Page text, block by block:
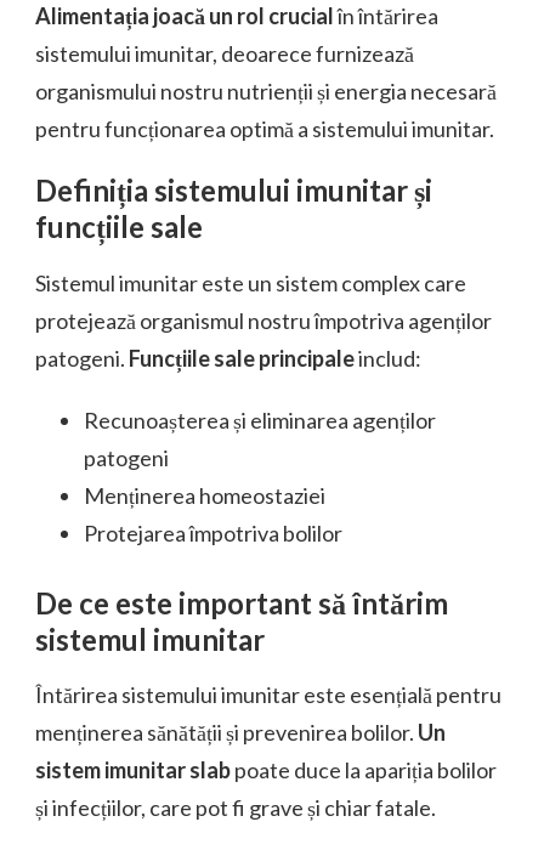
Alimentația joacă un rol crucialîn întărirea
sistemului imunitar, deoarece furnizează
organismului nostru nutrienții și energia necesară
pentru funcționarea optimă a sistemului imunitar.
Definiția sistemului imunitar și
funcțiile sale
Sistemul imunitar este un sistem complex care
protejează organismul nostru împotriva agenților
patogeni. Funcțiile sale principaleinclud:
Recunoașterea și eliminarea agenților
patogeni
Menținerea homeostaziei
Protejarea împotriva bolilor
De ce este important să întărim
sistemul imunitar
Întărirea sistemului imunitar este esențială pentru
menținerea sănătății și prevenirea bolilor. Un
sistem imunitar slabpoate duce la apariția bolilor
și infecțiilor, care pot fi grave și chiar fatale.